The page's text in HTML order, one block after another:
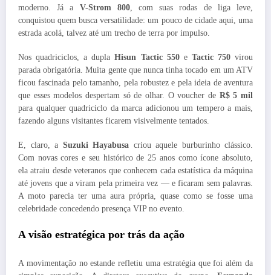
moderno. Já a V-Strom 800, com suas rodas de liga leve,
conquistou quem busca versatilidade: um pouco de cidade aqui, uma
estrada acolá, talvez até um trecho de terra por impulso.
Nos quadriciclos, a duplaHisun Tactic 550e Tactic 750virou
parada obrigatória. Muita gente que nunca tinha tocado em um ATV
ficou fascinada pelo tamanho, pela robustez e pela ideia de aventura
que esses modelos despertam só de olhar. O voucher de R$ 5 mil
para qualquer quadriciclo da marca adicionou um tempero a mais,
fazendo alguns visitantes ficarem visivelmente tentados.
E, claro, a Suzuki Hayabusa criou aquele burburinho clássico.
Com novas cores e seu histórico de 25 anos como ícone absoluto,
ela atraiu desde veteranos que conhecem cada estatística da máquina
até jovens que a viram pela primeira vez — e ficaram sem palavras.
A moto parecia ter uma aura própria, quase como se fosse uma
celebridade concedendo presença VIP no evento.
A visão estratégica por trás da ação
A movimentação no estande refletiu uma estratégia que foi além da